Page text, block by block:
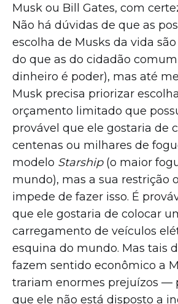
Musk ou Bill Gates, com
Não há dúvidas de que as
escolha de Musks da vida
do que as do cidadão
dinheiro é poder), mas até
Musk precisa priorizar
orçamento limitado que
provável que ele gostaria de
centenas ou milhares de
modelo Starship (o maior
mundo), mas a sua restrição
impede de fazer isso. É
que ele gostaria de colocar
carregamento de veículos
esquina do mundo. Mas tais
fazem sentido econômico a
trariam enormes prejuízos —
que ele não está disposto a